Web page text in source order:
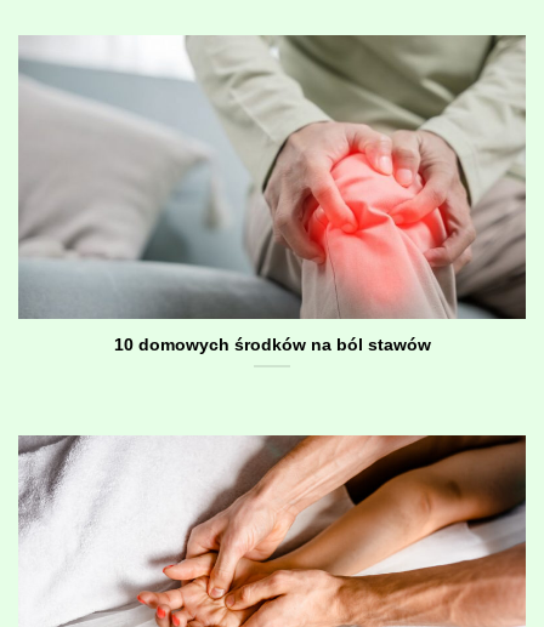
10 domowych środków na ból stawów